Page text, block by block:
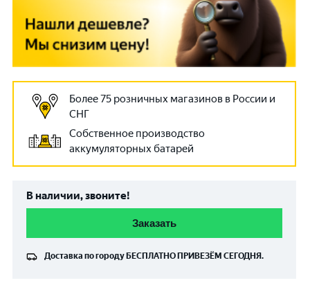
Более 75 розничных магазинов в России и
СНГ
Собственное производство
аккумуляторных батарей
В наличии, звоните!
Заказать
Доставка по городу БЕСПЛАТНО ПРИВЕЗЁМ СЕГОДНЯ.